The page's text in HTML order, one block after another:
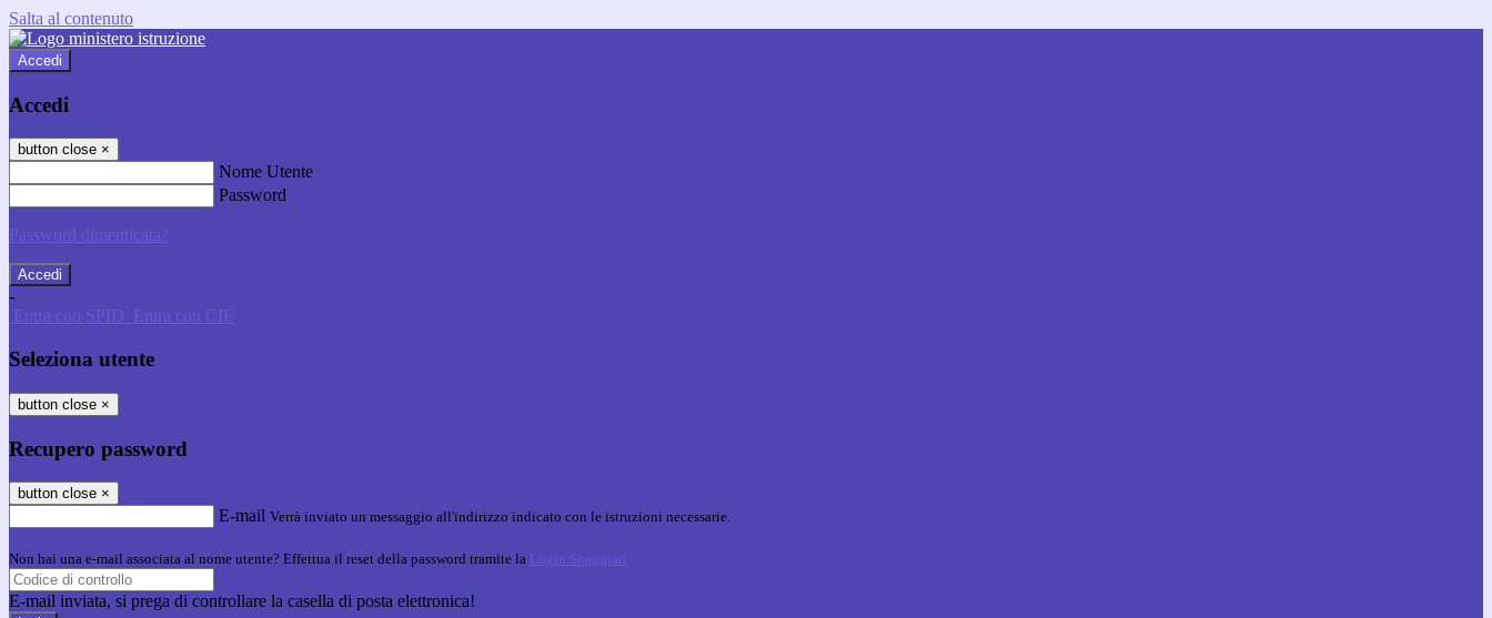
Salta al contenuto
Accedi
Accedi
button close ×
Nome Utente
Password
Password dimenticata?
-
Entra con SPID Entra con CIE
Seleziona utente
button close ×
Recupero password
button close ×
E-mail Verrà inviato un messaggio all'indirizzo indicato con le istruzioni necessarie.
Non hai una e-mail associata al nome utente? Effettua il reset della password tramite la Login Spaggiari
E-mail inviata, si prega di controllare la casella di posta elettronica!